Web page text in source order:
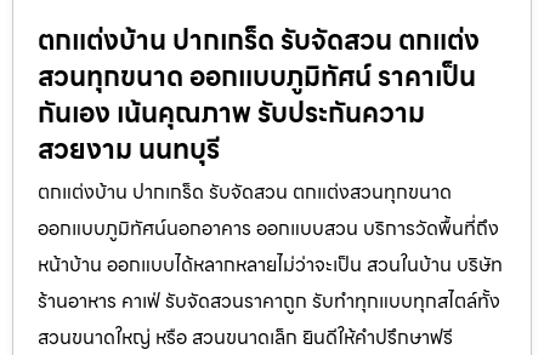
ตกแต่งบ้าน ปากเกร็ด รับจัดสวน ตกแต่ง
สวนทุกขนาด ออกแบบภูมิทัศน์ ราคาเป็น
กันเอง เน้นคุณภาพ รับประกันความ
สวยงาม นนทบุรี
ตกแต่งบ้าน ปากเกร็ด รับจัดสวน ตกแต่งสวนทุกขนาด
ออกแบบภูมิทัศน์นอกอาคาร ออกแบบสวน บริการวัดพื้นที่ถึง
หน้าบ้าน ออกแบบได้หลากหลายไม่ว่าจะเป็น สวนในบ้าน บริษัท
ร้านอาหาร คาเฟ่ รับจัดสวนราคาถูก รับทำทุกแบบทุกสไตล์ทั้ง
สวนขนาดใหญ่ หรือ สวนขนาดเล็ก ยินดีให้คำปรึกษาฟรี